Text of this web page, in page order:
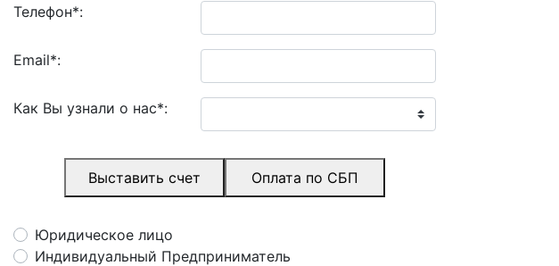
Телефон*:
Email*:
Как Вы узнали о нас*:
Выставить счет Оплата по СБП
Юридическое лицо
Индивидуальный Предприниматель